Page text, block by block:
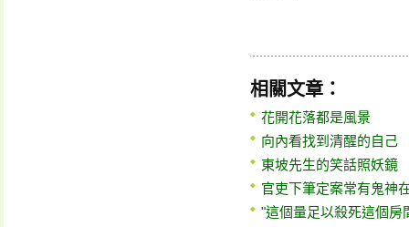
相關文章：
花開花落都是風景
向內看找到清醒的自己
東坡先生的笑話照妖鏡
官吏下筆定案常有鬼神
"這個量足以殺死這個房